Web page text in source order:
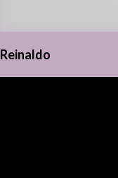
Reinaldo